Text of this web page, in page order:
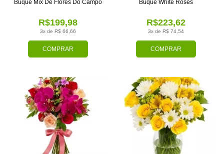
COMPRAR
3x de R$ 66,66
R$199,98
Buquê Mix De Flores Do Campo
COMPRAR
3x de R$ 74,54
R$223,62
Buquê White Roses